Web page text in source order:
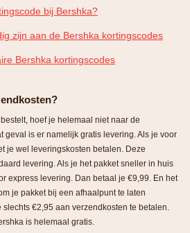
bij Bershka?
zijn aan de Bershka kortingscodes
Bershka kortingscodes
hoef je helemaal niet naar de
geval is er namelijk gratis levering. Als je voor
je wel leveringskosten betalen. Deze
levering. Als je het pakket sneller in huis
express levering. Dan betaal je €9,99. En het
je pakket bij een afhaalpunt te laten
€2,95 aan verzendkosten te betalen.
is helemaal gratis.